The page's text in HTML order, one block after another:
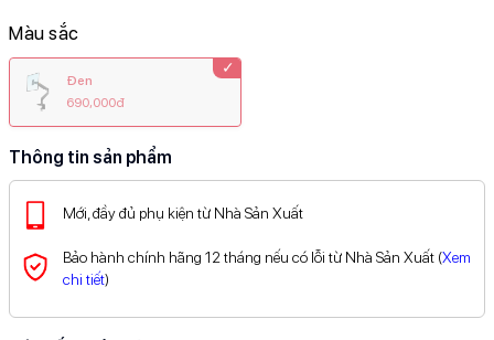
Màu sắc
Đen
690,000đ
Thông tin sản phẩm
Mới, đầy đủ phụ kiện từ Nhà Sản Xuất
Bảo hành chính hãng 12 tháng nếu có lỗi từ Nhà Sản Xuất (Xem
chi tiết)